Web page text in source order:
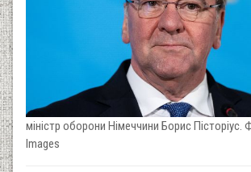
міністр оборони Німеччини Борис
Images